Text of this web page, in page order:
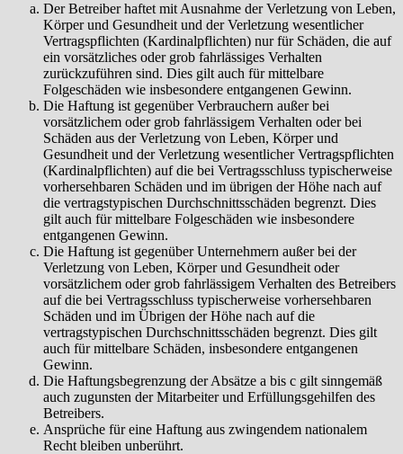
Der Betreiber haftet mit Ausnahme der Verletzung von Leben,
Körper und Gesundheit und der Verletzung wesentlicher
Vertragspflichten (Kardinalpflichten) nur für Schäden, die auf
ein vorsätzliches oder grob fahrlässiges Verhalten
zurückzuführen sind. Dies gilt auch für mittelbare
Folgeschäden wie insbesondere entgangenen Gewinn.
Die Haftung ist gegenüber Verbrauchern außer bei
vorsätzlichem oder grob fahrlässigem Verhalten oder bei
Schäden aus der Verletzung von Leben, Körper und
Gesundheit und der Verletzung wesentlicher Vertragspflichten
(Kardinalpflichten) auf die bei Vertragsschluss typischerweise
vorhersehbaren Schäden und im übrigen der Höhe nach auf
die vertragstypischen Durchschnittsschäden begrenzt. Dies
gilt auch für mittelbare Folgeschäden wie insbesondere
entgangenen Gewinn.
Die Haftung ist gegenüber Unternehmern außer bei der
Verletzung von Leben, Körper und Gesundheit oder
vorsätzlichem oder grob fahrlässigem Verhalten des Betreibers
auf die bei Vertragsschluss typischerweise vorhersehbaren
Schäden und im Übrigen der Höhe nach auf die
vertragstypischen Durchschnittsschäden begrenzt. Dies gilt
auch für mittelbare Schäden, insbesondere entgangenen
Gewinn.
Die Haftungsbegrenzung der Absätze a bis c gilt sinngemäß
auch zugunsten der Mitarbeiter und Erfüllungsgehilfen des
Betreibers.
Ansprüche für eine Haftung aus zwingendem nationalem
Recht bleiben unberührt.